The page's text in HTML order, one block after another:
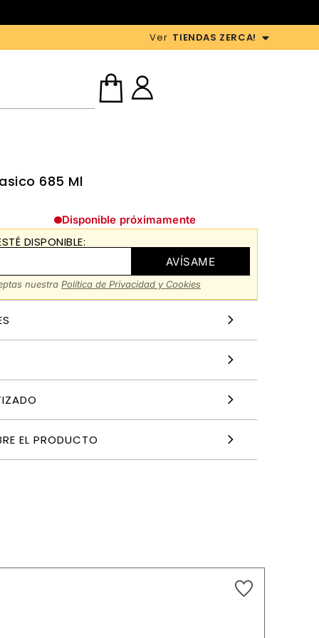
Ver TIENDAS ZERCA!
685 Ml
Disponible próximamente
DISPONIBLE:
AVÍSAME
nuestra Política de Privacidad y Cookies
EL PRODUCTO